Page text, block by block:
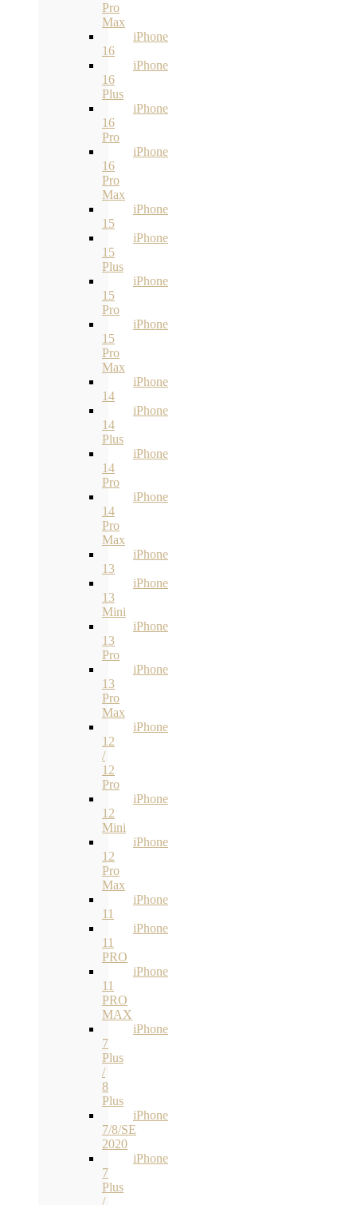
Pro
Max
iPhone
16
iPhone
16
Plus
iPhone
16
Pro
iPhone
16
Pro
Max
iPhone
15
iPhone
15
Plus
iPhone
15
Pro
iPhone
15
Pro
Max
iPhone
14
iPhone
14
Plus
iPhone
14
Pro
iPhone
14
Pro
Max
iPhone
13
iPhone
13
Mini
iPhone
13
Pro
iPhone
13
Pro
Max
iPhone
12
/
12
Pro
iPhone
12
Mini
iPhone
12
Pro
Max
iPhone
11
iPhone
11
PRO
iPhone
11
PRO
MAX
iPhone
7
Plus
/
8
Plus
iPhone
7/8/SE
2020
iPhone
7
Plus
/